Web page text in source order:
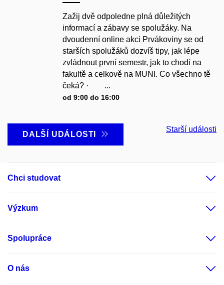
Zažij dvě odpoledne plná důležitých
informací a zábavy se spolužáky. Na
dvoudenní online akci Prvákoviny se od
starších spolužáků dozvíš tipy, jak lépe
zvládnout první semestr, jak to chodí na
fakultě a celkově na MUNI. Co všechno tě
čeká? · ...
od 9:00 do 16:00
DALŠÍ UDÁLOSTI
Starší události
Chci studovat
Výzkum
Spolupráce
O nás